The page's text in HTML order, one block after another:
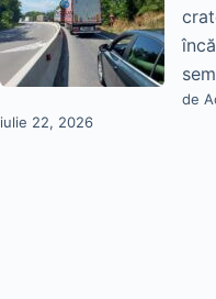
de
iulie 22, 2026